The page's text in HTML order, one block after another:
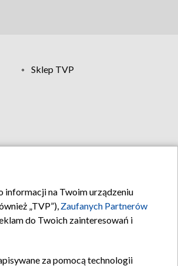
Sklep TVP
informacji na Twoim urządzeniu
„TVP”), Zaufanych Partnerów
do Twoich zainteresowań i
za pomocą technologii